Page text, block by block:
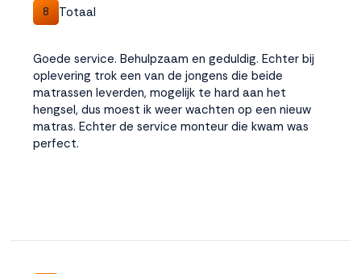
8 Totaal
Goede service. Behulpzaam en geduldig. Echter bij
oplevering trok een van de jongens die beide
matrassen leverden, mogelijk te hard aan het
hengsel, dus moest ik weer wachten op een nieuw
matras. Echter de service monteur die kwam was
perfect.